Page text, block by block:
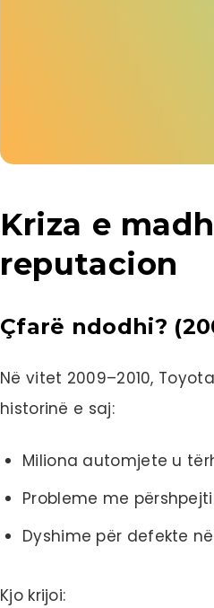
Kriza e
reputacion
Çfarë ndodhi?
Në vitet 2009–2010,
historinë e saj:
Miliona automjete u
Probleme me
Dyshime për defekte
Kjo krijoi: